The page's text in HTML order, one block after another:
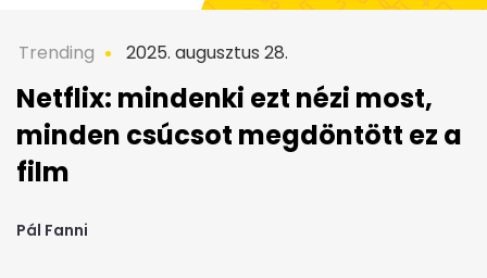
Trending 2025. augusztus 28.
Netflix: mindenki ezt nézi most,
minden csúcsot megdöntött ez a
film
Pál Fanni